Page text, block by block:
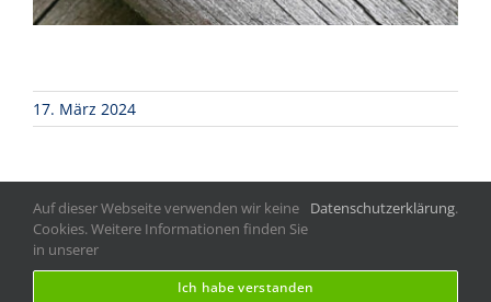
17. März 2024
Copyright 2026machart: Oelgemöller
Auf dieser Webseite verwenden wir keine
Cookies. Weitere Informationen finden Sie
in unserer
Datenschutzerklärung.
Ich habe verstanden